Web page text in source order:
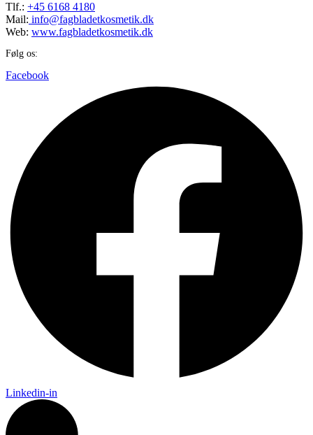
Tlf.: +45 6168 4180
Mail: info@fagbladetkosmetik.dk
Web: www.fagbladetkosmetik.dk
Følg os:
Facebook
Linkedin-in